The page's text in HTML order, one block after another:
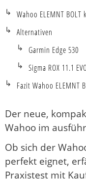
Der neue,
Wahoo im
Ob sich der
perfekt eignet,
Praxistest mit
Wahoo ELEMNT
Alternativen
Garmin Edge 530
Sigma ROX 11.1
Fazit Wahoo ELEMNT